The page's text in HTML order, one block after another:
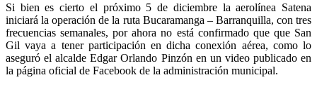
Si bien es cierto el próximo 5 de diciembre la aerolínea Satena
iniciará la operación de la ruta Bucaramanga – Barranquilla, con tres
frecuencias semanales, por ahora no está confirmado que que San
Gil vaya a tener participación en dicha conexión aérea, como lo
aseguró el alcalde Edgar Orlando Pinzón en un video publicado en
la página oficial de Facebook de la administración municipal.